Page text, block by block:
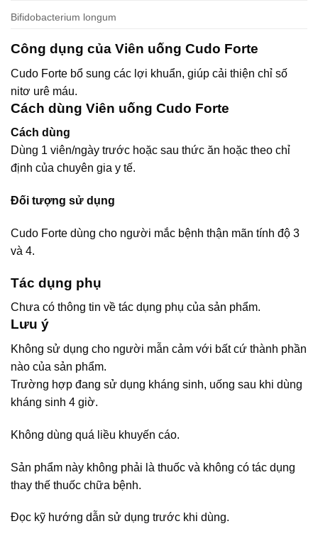
Bifidobacterium longum
Công dụng của Viên uống Cudo Forte
Cudo Forte bổ sung các lợi khuẩn, giúp cải thiện chỉ số
nitơ urê máu.
Cách dùng Viên uống Cudo Forte
Cách dùng
Dùng 1 viên/ngày trước hoặc sau thức ăn hoặc theo chỉ
định của chuyên gia y tế.
Đối tượng sử dụng
Cudo Forte dùng cho người mắc bệnh thận mãn tính độ 3
và 4.
Tác dụng phụ
Chưa có thông tin về tác dụng phụ của sản phẩm.
Lưu ý
Không sử dụng cho người mẫn cảm với bất cứ thành phần
nào của sản phẩm.
Trường hợp đang sử dụng kháng sinh, uống sau khi dùng
kháng sinh 4 giờ.
Không dùng quá liều khuyến cáo.
Sản phẩm này không phải là thuốc và không có tác dụng
thay thế thuốc chữa bệnh.
Đọc kỹ hướng dẫn sử dụng trước khi dùng.